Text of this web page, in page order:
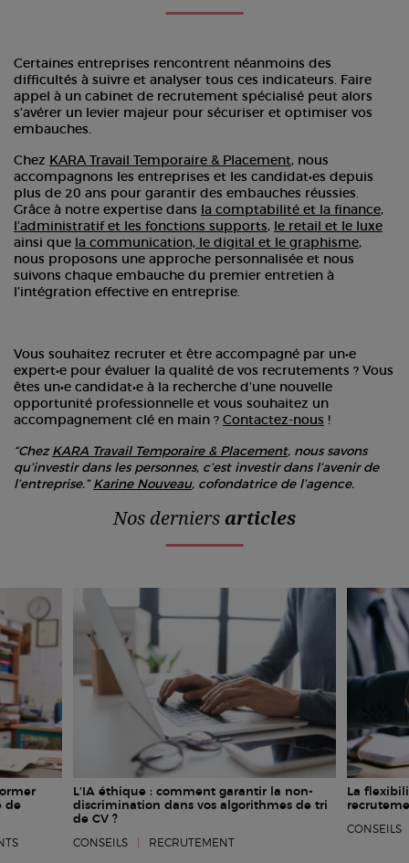
Certaines entreprises rencontrent néanmoins des
difficultés à suivre et analyser tous ces indicateurs. Faire
appel à un cabinet de recrutement spécialisé peut alors
s’avérer un levier majeur pour sécuriser et optimiser vos
embauches.
Chez KARA Travail Temporaire & Placement, nous
accompagnons les entreprises et les candidat•es depuis
plus de 20 ans pour garantir des embauches réussies.
Grâce à notre expertise dans
la comptabilité et la finance,
l’administratif et les fonctions supports, le retail et le luxe
ainsi que la communication, le digital et le graphisme,
nous proposons une approche personnalisée et nous
suivons chaque embauche du premier entretien à
l’intégration effective en entreprise.
Vous souhaitez recruter et être accompagné par un•e
expert•e pour évaluer la qualité de vos recrutements ? Vous
êtes un•e candidat•e à la recherche d’une nouvelle
opportunité professionnelle et vous souhaitez un
accompagnement clé en main ? Contactez-nous !
“Chez KARA Travail Temporaire & Placement, nous savons
qu’investir dans les personnes, c’est investir dans l’avenir de
l’entreprise.” Karine Nouveau, cofondatrice de l’agence.
Nos derniers articles
de
L’IA éthique : comment garantir la non-
discrimination dans vos algorithmes de tri
de CV ?
CONSEILS RECRUTEMENT
La
CONSEILS